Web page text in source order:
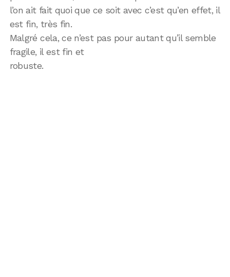
l’on ait fait quoi que ce soit avec c’est qu’en effet, il
est fin, très fin.
Malgré cela, ce n’est pas pour autant qu’il semble
fragile, il est fin et
robuste.